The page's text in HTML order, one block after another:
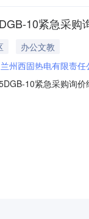
10紧急采购
办公文教
兰州西固热电有限责任
10紧急采购询
7503255具体规